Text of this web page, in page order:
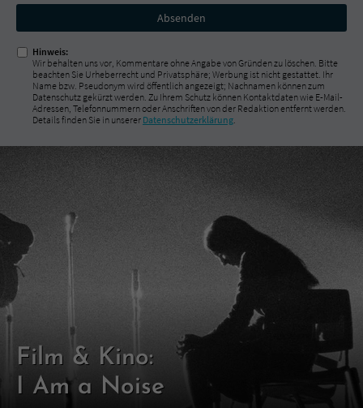
Nicht
ausfüllen!
Hinweis:
Wir behalten uns vor, Kommentare ohne Angabe von Gründen zu löschen. Bitte
beachten Sie Urheberrecht und Privatsphäre; Werbung ist nicht gestattet. Ihr
Name bzw. Pseudonym wird öffentlich angezeigt; Nachnamen können zum
Datenschutz gekürzt werden. Zu Ihrem Schutz können Kontaktdaten wie E-Mail-
Adressen, Telefonnummern oder Anschriften von der Redaktion entfernt werden.
Details finden Sie in unserer Datenschutzerklärung.
Film & Kino:
I Am a Noise